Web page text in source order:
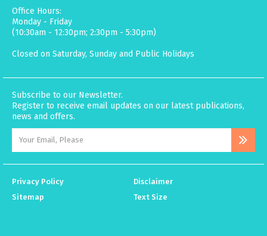
Office Hours:
Monday - Friday
(10:30am - 12:30pm; 2:30pm - 5:30pm)
Closed on Saturday, Sunday and Public Holidays
Subscribe to our Newsletter.
Register to receive email updates on our latest publications,
news and offers.
Privacy Policy
Disclaimer
Sitemap
Text Size